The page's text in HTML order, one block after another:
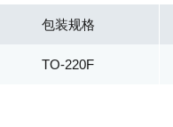
包装规格
TO-220F